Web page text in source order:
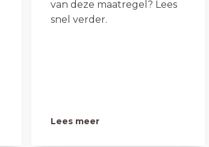
van deze maatregel? Lees
snel verder.
Lees meer